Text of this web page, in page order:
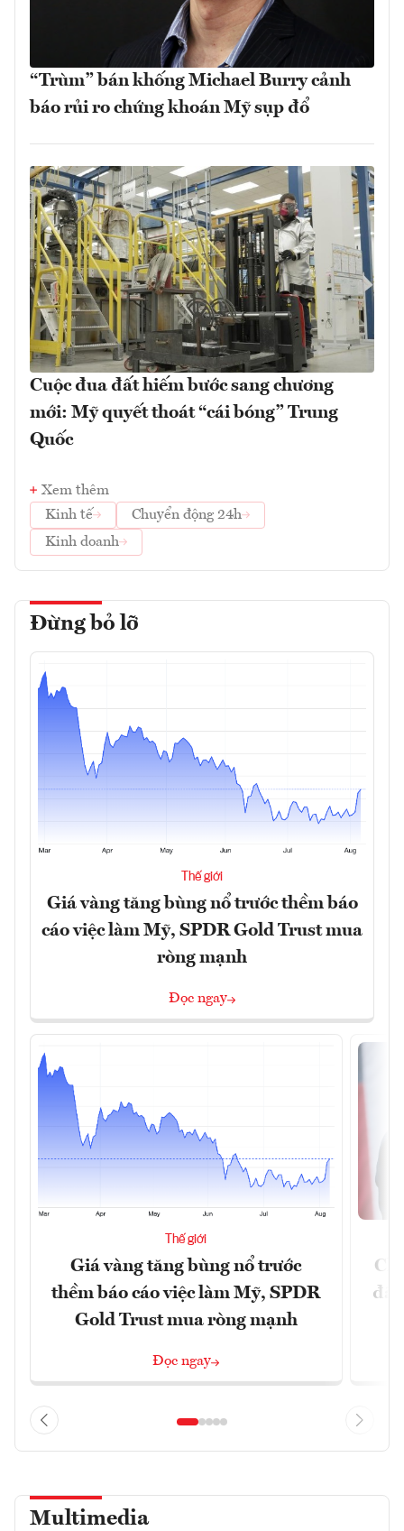
“Trùm” bán khống Michael Burry cảnh
báo rủi ro chứng khoán Mỹ sụp đổ
Cuộc đua đất hiếm bước sang chương
mới: Mỹ quyết thoát “cái bóng” Trung
Quốc
Xem thêm
Kinh tế
Chuyển động 24h
Kinh doanh
Đừng bỏ lỡ
Thế giới
Giá vàng tăng bùng nổ trước thềm báo
cáo việc làm Mỹ, SPDR Gold Trust mua
ròng mạnh
Đọc ngay
Thế giới
Giá vàng tăng bùng nổ trước
thềm báo cáo việc làm Mỹ, SPDR
Gold Trust mua ròng mạnh
Đọc ngay
đã
Multimedia